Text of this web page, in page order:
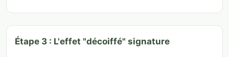
Étape 3 : L'effet "décoiffé" signature